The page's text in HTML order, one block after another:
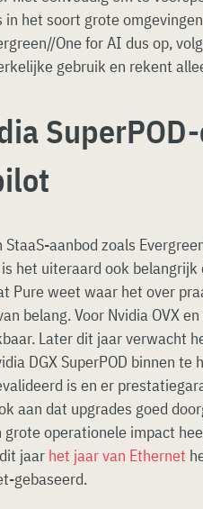
in het soort grote
One for AI dus op,
gebruik en rekent
StaaS-aanbod zoals
het uiteraard ook
Pure weet waar het over
belang. Voor Nvidia OVX
Later dit jaar verwacht
DGX SuperPOD binnen
is en er
aan dat upgrades goed
grote operationele impact
jaar het jaar van Ethernet
gebaseerd.